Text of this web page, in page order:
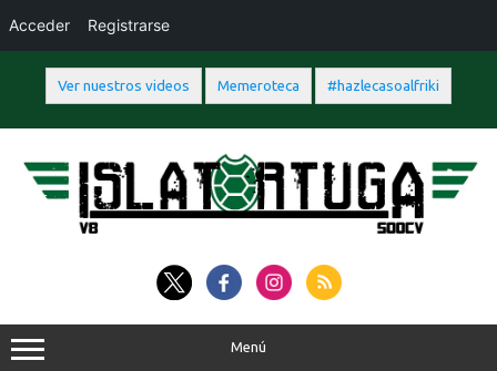
Ver nuestros videos Memeroteca #hazlecasoalfriki
contenido
Menú
Acceder Registrarse